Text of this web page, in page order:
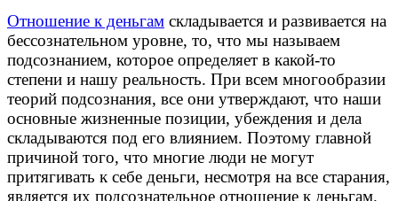
Отношение к деньгам складывается и развивается на
бессознательном уровне, то, что мы называем
подсознанием, которое определяет в какой-то
степени и нашу реальность. При всем многообразии
теорий подсознания, все они утверждают, что наши
основные жизненные позиции, убеждения и дела
складываются под его влиянием. Поэтому главной
причиной того, что многие люди не могут
притягивать к себе деньги, несмотря на все старания,
является их подсознательное отношение к деньгам.